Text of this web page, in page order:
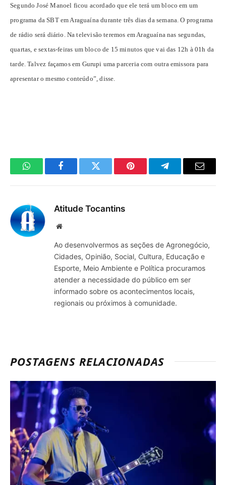
Segundo José Manoel ficou acordado que ele terá um bloco em um
programa da SBT em Araguaína durante três dias da semana. O programa
de rádio será diário. Na televisão teremos em Araguaína nas segundas,
quartas, e sextas-feiras um bloco de 15 minutos que vai das 12h à 01h da
tarde. Talvez façamos em Gurupi uma parceria com outra emissora para
apresentar o mesmo conteúdo”, disse.
WhatsAppFacebookTwitter Pinterest TelegramaE-
Atitude Tocantins
Site
Ao desenvolvermos as seções de Agronegócio,
Cidades, Opinião, Social, Cultura, Educação e
Esporte, Meio Ambiente e Política procuramos
atender a necessidade do público em ser
informado sobre os acontecimentos locais,
regionais ou próximos à comunidade.
POSTAGENS RELACIONADAS